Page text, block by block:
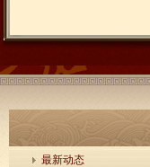
最新动态